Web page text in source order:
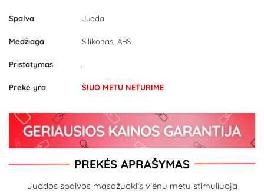
Spalva Juoda
Medžiaga Silikonas, ABS
Pristatymas -
Prekė yra ŠIUO METU NETURIME
PREKĖS APRAŠYMAS
Juodos spalvos masažuoklis vienu metu stimuliuoja